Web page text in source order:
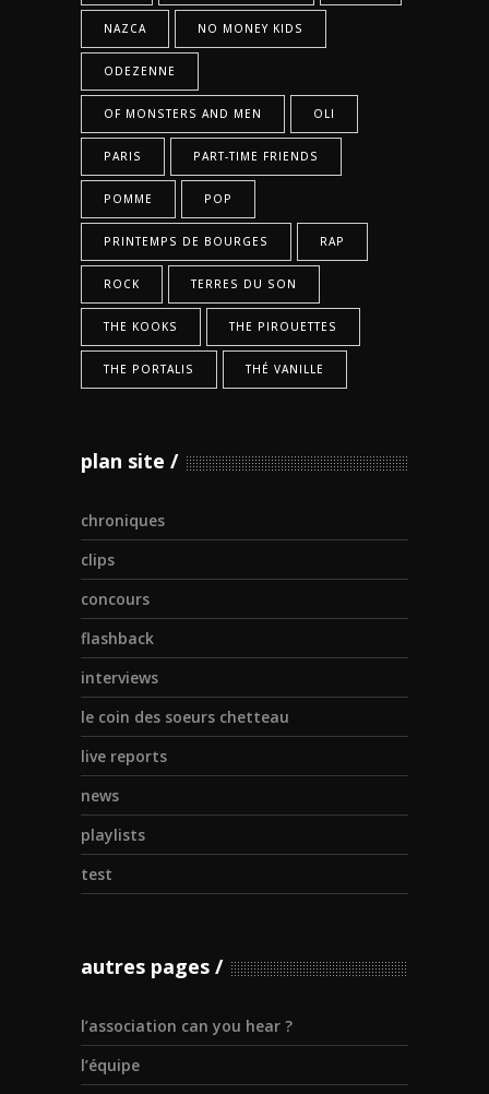
NAZCA NO MONEY KIDS
ODEZENNE
OF MONSTERS AND MEN OLI
PARIS PART-TIME FRIENDS
POMME POP
PRINTEMPS DE BOURGES RAP
ROCK TERRES DU SON
THE KOOKS THE PIROUETTES
THE PORTALIS THÉ VANILLE
plan site
chroniques
clips
concours
flashback
interviews
le coin des soeurs chetteau
live reports
news
playlists
test
autres pages
l’association can you hear ?
l’équipe